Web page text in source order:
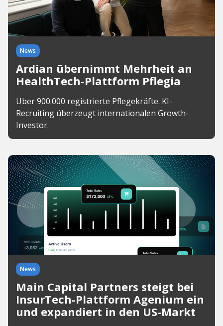
News
Ardian übernimmt Mehrheit an
HealthTech-Plattform Pflegia
Über 900.000 registrierte Pflegekräfte. KI-
Recruiting überzeugt internationalen Growth-
Investor.
News
Main Capital Partners steigt bei
InsurTech-Plattform Agenium ein
und expandiert in den US-Markt